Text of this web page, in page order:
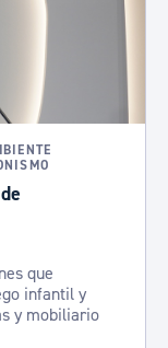
que
infantil y
y mobiliario